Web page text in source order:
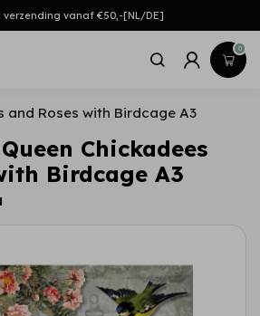
verzending vanaf €50,-[NL/DE]
0
and Roses with Birdcage A3
Chickadees
Birdcage A3